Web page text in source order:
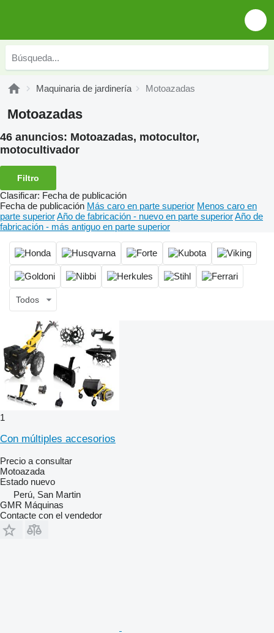
Maquinaria de jardinería Motoazadas
Motoazadas
46 anuncios: Motoazadas, motocultor,
motocultivador
Filtro
Clasificar: Fecha de publicación
Fecha de publicación Más caro en parte superior Menos caro en
parte superiorAño de fabricación - nuevo en parte superiorAño de
fabricación - más antiguo en parte superior
Todos
1
Con múltiples accesorios
Precio a consultar
Motoazada
Estado nuevo
Perú, San Martin
GMR Máquinas
Contacte con el vendedor